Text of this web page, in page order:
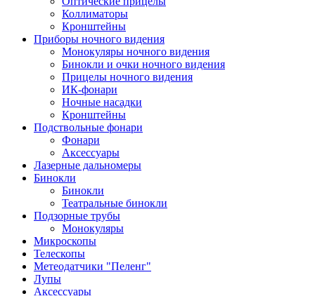
Коллиматоры
Кронштейны
Приборы ночного видения
Монокуляры ночного видения
Бинокли и очки ночного видения
Прицелы ночного видения
ИК-фонари
Ночные насадки
Кронштейны
Подствольные фонари
Фонари
Аксессуары
Лазерные дальномеры
Бинокли
Бинокли
Театральные бинокли
Подзорные трубы
Монокуляры
Микроскопы
Телескопы
Метеодатчики "Пеленг"
Лупы
Аксессуары